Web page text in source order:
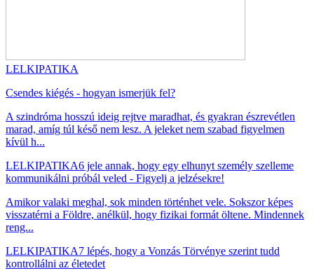
LELKIPATIKA
Csendes kiégés - hogyan ismerjük fel?
A szindróma hosszú ideig rejtve maradhat, és gyakran észrevétlen
marad, amíg túl késő nem lesz. A jeleket nem szabad figyelmen
kívül h...
LELKIPATIKA6 jele annak, hogy egy elhunyt személy szelleme
kommunikálni próbál veled - Figyelj a jelzésekre!
Amikor valaki meghal, sok minden történhet vele. Sokszor képes
visszatérni a Földre, anélkül, hogy fizikai formát öltene. Mindennek
reng...
LELKIPATIKA7 lépés, hogy a Vonzás Törvénye szerint tudd
kontrollálni az életedet